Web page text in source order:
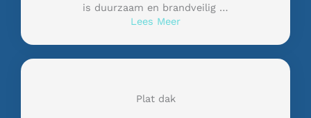
is duurzaam en brandveilig …
Lees Meer
Plat dak